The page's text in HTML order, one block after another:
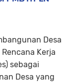
Desa
Kerja
sebagai
Desa yang